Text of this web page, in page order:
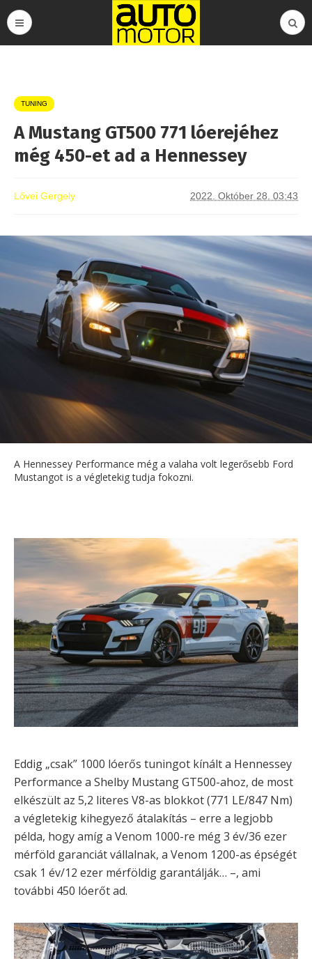
TUNING
A Mustang GT500 771 lóerejéhez
még 450-et ad a Hennessey
Lővei Gergely 2022. Október 28. 03:43
A Hennessey Performance még a valaha volt legerősebb Ford
Mustangot is a végletekig tudja fokozni.
Eddig „csak” 1000 lóerős tuningot kínált a Hennessey
Performance a Shelby Mustang GT500-ahoz, de most
elkészült az 5,2 literes V8-as blokkot (771 LE/847 Nm)
a végletekig kihegyező átalakítás – erre a legjobb
példa, hogy amíg a Venom 1000-re még 3 év/36 ezer
mérföld garanciát vállalnak, a Venom 1200-as épségét
csak 1 év/12 ezer mérföldig garantálják… –, ami
további 450 lóerőt ad.